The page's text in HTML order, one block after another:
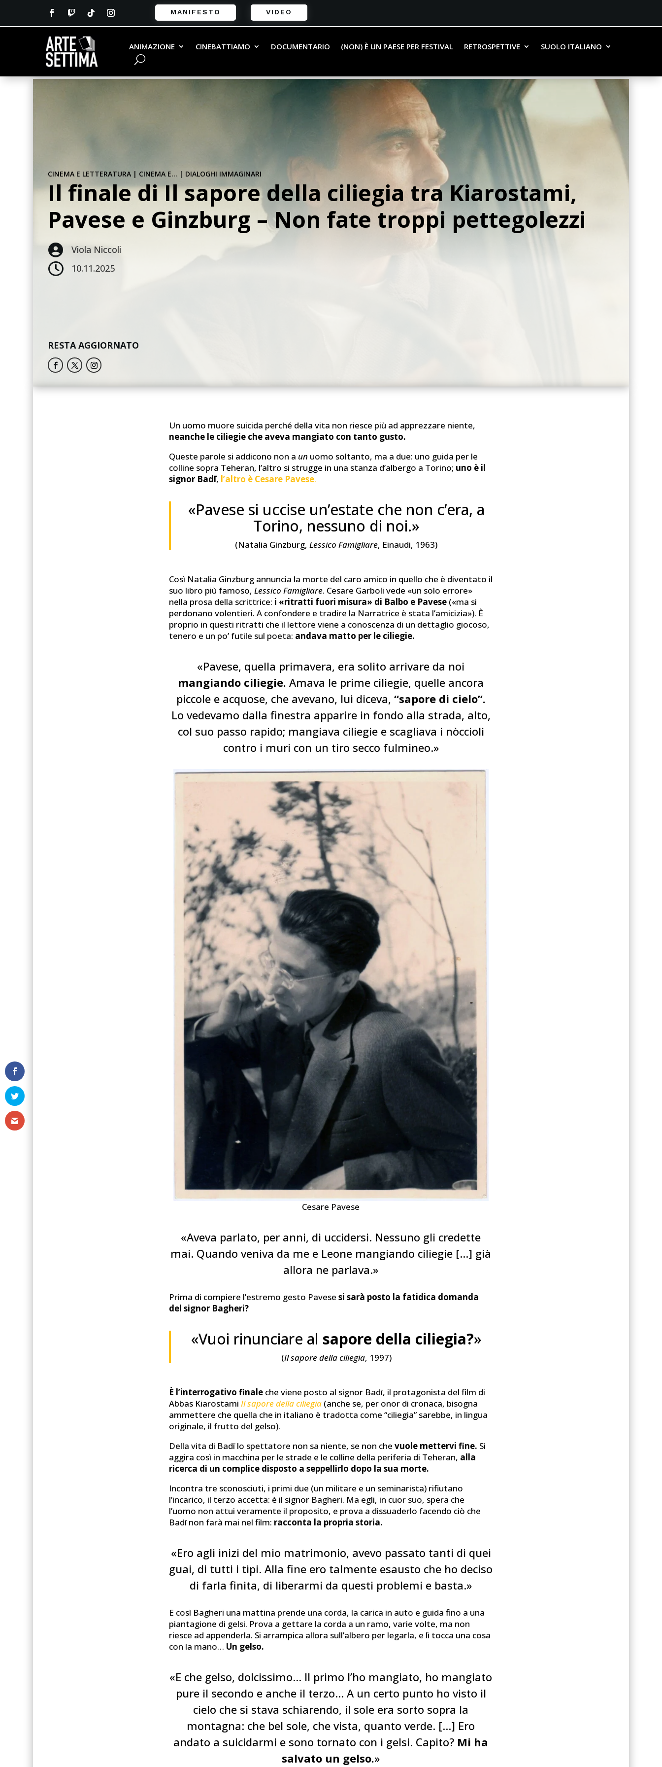
MANIFESTO VIDEO
ANIMAZIONE CINEBATTIAMO DOCUMENTARIO (NON) È UN PAESE PER FESTIVAL RETROSPETTIVE SUOLO ITALIANO
CINEMA E LETTERATURA | CINEMA E... | DIALOGHI IMMAGINARI
Il finale di Il sapore della ciliegia tra Kiarostami,
Pavese e Ginzburg – Non fate troppi pettegolezzi
 Viola Niccoli
 10.11.2025
RESTA AGGIORNATO
Un uomo muore suicida perché della vita non riesce più ad apprezzare niente,
neanche le ciliegie che aveva mangiato con tanto gusto.
Queste parole si addicono non a un uomo soltanto, ma a due: uno guida per le
colline sopra Teheran, l’altro si strugge in una stanza d’albergo a Torino; uno è il
signor Badī, l’altro è Cesare Pavese.
«Pavese si uccise un’estate che non c’era, a
Torino, nessuno di noi.»
(Natalia Ginzburg,Lessico Famigliare, Einaudi, 1963)
Così Natalia Ginzburg annuncia la morte del caro amico in quello che è diventato il
suo libro più famoso,Lessico Famigliare. Cesare Garboli vede «un solo errore»
nella prosa della scrittrice: i «ritratti fuori misura» di Balbo e Pavese («ma si
perdonano volentieri. A confondere e tradire la Narratrice è stata l’amicizia»). È
proprio in questi ritratti che il lettore viene a conoscenza di un dettaglio giocoso,
tenero e un po’ futile sul poeta: andava matto per le ciliegie.
«Pavese, quella primavera, era solito arrivare da noi
mangiando ciliegie. Amava le prime ciliegie, quelle ancora
piccole e acquose, che avevano, lui diceva, “sapore di cielo”.
Lo vedevamo dalla finestra apparire in fondo alla strada, alto,
col suo passo rapido; mangiava ciliegie e scagliava i nòccioli
contro i muri con un tiro secco fulmineo.»
Cesare Pavese
«Aveva parlato, per anni, di uccidersi. Nessuno gli credette
mai. Quando veniva da me e Leone mangiando ciliegie […] già
allora ne parlava.»
Prima di compiere l’estremo gesto Pavesesi sarà posto la fatidica domanda
del signor Bagheri?
«Vuoi rinunciare al sapore della ciliegia?»
(Il sapore della ciliegia, 1997)
È l’interrogativo finale che viene posto al signor Badī, il protagonista del film di
Abbas KiarostamiIl sapore della ciliegia (anche se, per onor di cronaca, bisogna
ammettere che quella che in italiano è tradotta come “ciliegia” sarebbe, in lingua
originale, il frutto del gelso).
Della vita di Badī lo spettatore non sa niente, se non chevuole mettervi fine. Si
aggira così in macchina per le strade e le colline della periferia di Teheran, alla
ricerca di un complice disposto a seppellirlo dopo la sua morte.
Incontra tre sconosciuti, i primi due (un militare e un seminarista) rifiutano
l’incarico, il terzo accetta: è il signor Bagheri. Ma egli, in cuor suo, spera che
l’uomo non attui veramente il proposito, e prova a dissuaderlo facendo ciò che
Badī non farà mai nel film: racconta la propria storia.
«Ero agli inizi del mio matrimonio, avevo passato tanti di quei
guai, di tutti i tipi. Alla fine ero talmente esausto che ho deciso
di farla finita, di liberarmi da questi problemi e basta.»
E così Bagheri una mattina prende una corda, la carica in auto e guida fino a una
piantagione di gelsi. Prova a gettare la corda a un ramo, varie volte, ma non
riesce ad appenderla. Si arrampica allora sull’albero per legarla, e lì tocca una cosa
con la mano… Un gelso.
«E che gelso, dolcissimo… Il primo l’ho mangiato, ho mangiato
pure il secondo e anche il terzo… A un certo punto ho visto il
cielo che si stava schiarendo, il sole era sorto sopra la
montagna: che bel sole, che vista, quanto verde. […] Ero
andato a suicidarmi e sono tornato con i gelsi. Capito? Mi ha
salvato un gelso.»